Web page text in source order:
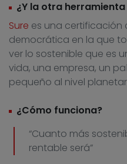
¿Y la otra
Sure es una certificación
democrática en la que
ver lo sostenible que es
vida, una empresa, un
pequeño al nivel
¿Cómo funciona?
“Cuanto más
rentable será”